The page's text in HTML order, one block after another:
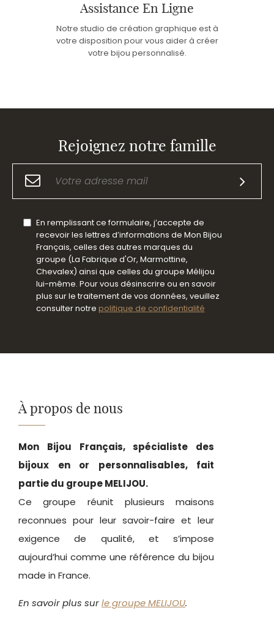
Assistance En Ligne
Notre studio de création graphique est à
votre disposition pour vous aider à créer
votre bijou personnalisé.
Rejoignez notre famille
En remplissant ce formulaire, j’accepte de
recevoir les lettres d’informations de Mon Bijou
Français, celles des autres marques du
groupe (La Fabrique d'Or, Marmottine,
Chevalex) ainsi que celles du groupe Mélijou
lui-même. Pour vous désinscrire ou en savoir
plus sur le traitement de vos données, veuillez
consulter notre politique de confidentialité
À propos de nous
Mon Bijou Français, spécialiste des
bijoux en or personnalisables, fait
partie du groupe MELIJOU.
Ce groupe réunit plusieurs maisons
reconnues pour leur savoir-faire et leur
exigence de qualité, et s’impose
aujourd’hui comme une référence du bijou
made in France.
En savoir plus surle groupe MELIJOU.